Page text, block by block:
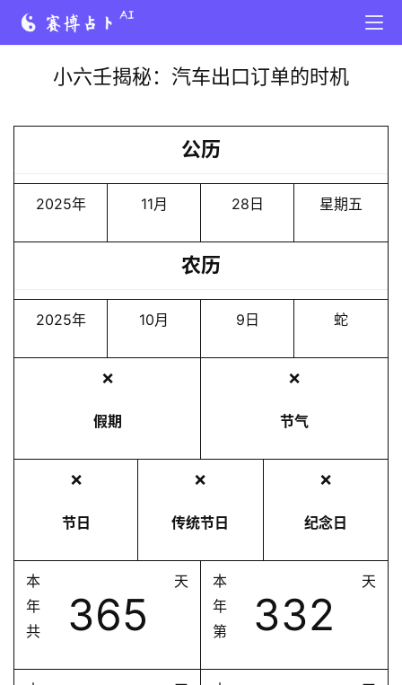
小六壬揭秘：汽车出口订单的时机
公历
2025年 11月 28日 星期五
农历
2025年 10月 9日 蛇
❌
假期
❌
节气
❌
节日
❌
传统节日
❌
纪念日
本
年
共
365
天
本
年
第
332
天